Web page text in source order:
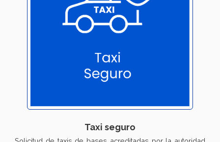
Taxi seguro